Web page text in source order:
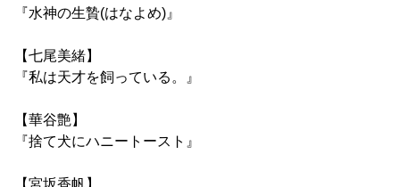
『水神の生贄(はなよめ)』
【七尾美緒】
『私は天才を飼っている。』
【華谷艶】
『捨て犬にハニートースト』
【宮坂香帆】